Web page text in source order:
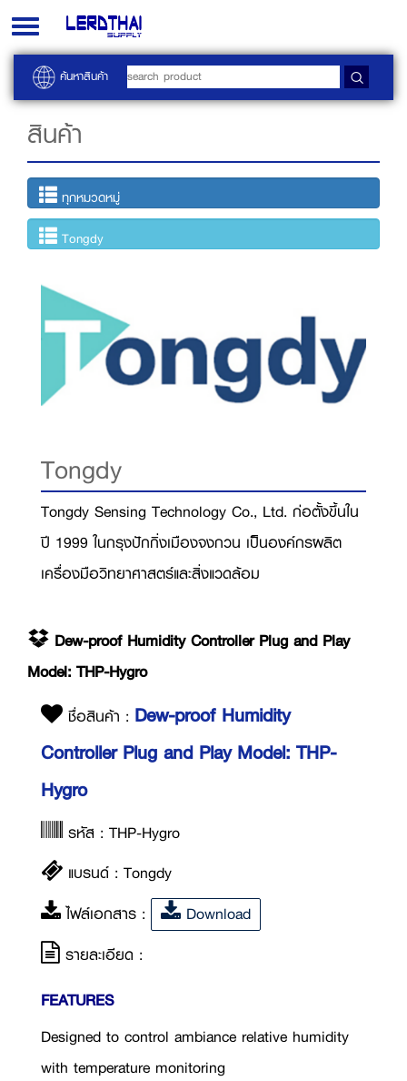
Toggle
navigation
ค้นหาสินค้า
สินค้า
ทุกหมวดหมู่
Tongdy
Tongdy
Tongdy Sensing Technology Co., Ltd. ก่อตั้งขึ้นใน
ปี 1999 ในกรุงปักกิ่งเมืองจงกวน เป็็นองค์กรผลิต
เครื่องมือวิทยาศาสตร์และสิ่งแวดล้อม
Dew-proof Humidity Controller Plug and Play
Model: THP-Hygro
ชื่อสินค้า : Dew-proof Humidity
Controller Plug and Play Model: THP-
Hygro
รหัส : THP-Hygro
แบรนด์ : Tongdy
ไฟล์เอกสาร :
Download
รายละเอียด :
FEATURES
Designed to control ambiance relative humidity
with temperature monitoring